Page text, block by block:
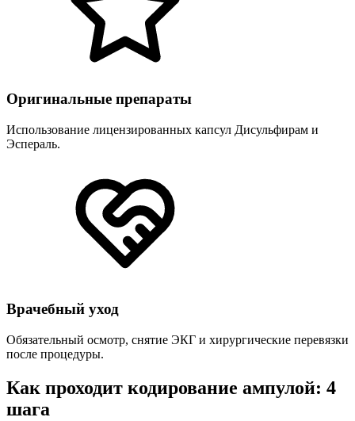
Оригинальные препараты
Использование лицензированных капсул Дисульфирам и
Эспераль.
Врачебный уход
Обязательный осмотр, снятие ЭКГ и хирургические перевязки
после процедуры.
Как проходит кодирование ампулой: 4
шага